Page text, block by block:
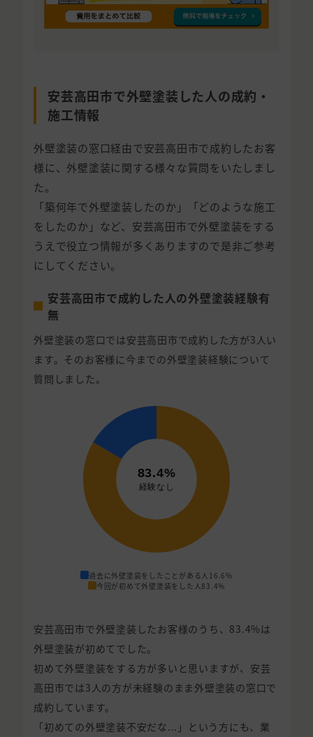
安芸高田市で外壁塗装した人の成約・
施工情報
外壁塗装の窓口経由で安芸高田市で成約したお客
様に、外壁塗装に関する様々な質問をいたしまし
た。
「築何年で外壁塗装したのか」「どのような施工
をしたのか」など、安芸高田市で外壁塗装をする
うえで役立つ情報が多くありますので是非ご参考
にしてください。
安芸高田市で成約した人の外壁塗装経験有
無
外壁塗装の窓口では安芸高田市で成約した方が3人い
ます。そのお客様に今までの外壁塗装経験について
質問しました。
過去に外壁塗装をしたことがある人 16.6%
今回が初めて外壁塗装をした人 83.4%
安芸高田市で外壁塗装したお客様のうち、83.4%は
外壁塗装が初めてでした。
初めて外壁塗装をする方が多いと思いますが、安芸
高田市では3人の方が未経験のまま外壁塗装の窓口で
成約しています。
「初めての外壁塗装不安だな...」という方にも、業